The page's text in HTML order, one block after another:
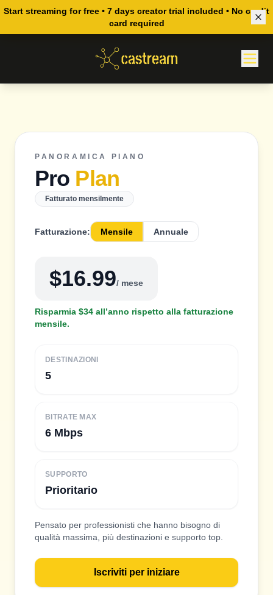
I nuovi utenti ottengono una prova Creator di 7 giorni su
qualsiasi piano a pagamento.
Start streaming for free • 7 days creator trial included • No credit
card required
PANORAMICA PIANO
Pro Plan
Fatturato mensilmente
Fatturazione: Mensile Annuale
$16.99/ mese
Risparmia $34 all’anno rispetto alla fatturazione
mensile.
DESTINAZIONI
5
BITRATE MAX
6 Mbps
SUPPORTO
Prioritario
Pensato per professionisti che hanno bisogno di
qualità massima, più destinazioni e supporto top.
Iscriviti per iniziare